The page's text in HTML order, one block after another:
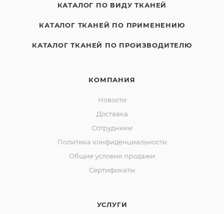
КАТАЛОГ ПО ВИДУ ТКАНЕЙ
КАТАЛОГ ТКАНЕЙ ПО ПРИМЕНЕНИЮ
КАТАЛОГ ТКАНЕЙ ПО ПРОИЗВОДИТЕЛЮ
КОМПАНИЯ
Новости
Доставка
Сотрудники
Политика конфиденциальности
Общие условия продажи
Сертификаты
УСЛУГИ